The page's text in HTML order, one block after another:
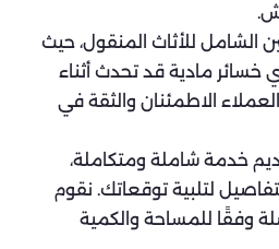
الشامل للأثاث المنقول، حيث
مادية قد تحدث أثناء
الاطمئنان والثقة في
خدمة شاملة ومتكاملة،
لتلبية توقعاتك. نقوم
للمساحة والكمية